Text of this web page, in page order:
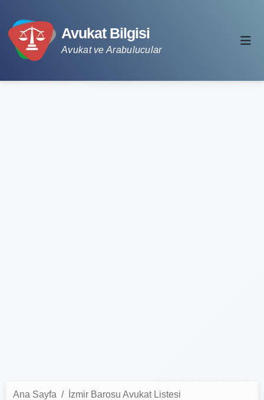
Avukat Bilgisi
Avukat ve Arabulucular
Ana Sayfa
İzmir Barosu Avukat Listesi